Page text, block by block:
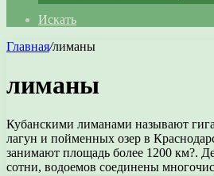
Искать
Главная/лиманы
лиманы
Кубанскими лиманами называют
лагун и пойменных озер в
занимают площадь более 1200 км?.
сотни, водоемов соединены